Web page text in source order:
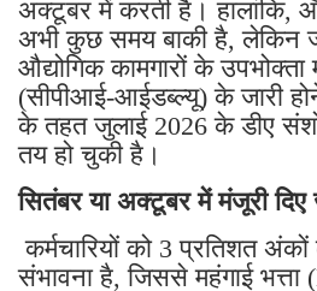
अक्टूबर में करती है। हालांकि,
अभी कुछ समय बाकी है, लेकिन
औद्योगिक कामगारों के
(सीपीआई-आईडब्ल्यू) के जारी
के तहत जुलाई 2026 के डीए
तय हो चुकी है।
सितंबर या अक्टूबर में मंजूरी दिए
कर्मचारियों को 3 प्रतिशत अंकों
संभावना है, जिससे महंगाई